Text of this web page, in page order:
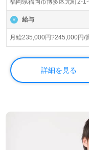
従業員数は930名以
やデイサービス、訪
当施設の理念は『
き?』です。ご利用
るため、あなたの
手や介護職の経験を
しており、スキルア
また、『ご利用者様
大限に活かしたい』
給与
月給235,000円?245,000円/
詳細を見る